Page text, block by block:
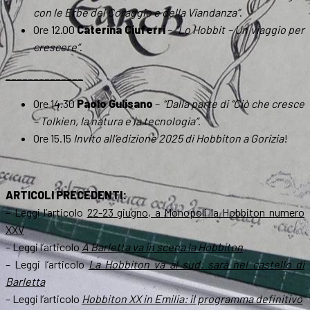
con le Erbe del Coraggio e della Viandanza”.
Ore 12.00Caterina Ciuferri–“Lo Hobbit – Un viaggio per
crescere”.
______________
Ore 14.30Paolo Gulisano – “Dalla parte di “Ciò che cresce
– Tolkien, la natura e la tecnologia”.
Ore 15.15 Invito all’edizione 2025 di Hobbiton a Gorizia!
ARTICOLI PRECEDENTI:
– Leggi l’articolo 22-23 giugno, a Monopoli la Hobbiton numero
XXV
– Leggi l’articoloA Barletta va in scena la Hobbiton
– Leggi l’articoloLa Hobbiton va al sud: sarà nel castello di
Barletta
– Leggi l’articolo Hobbiton XX in Emilia: il programma definitivo